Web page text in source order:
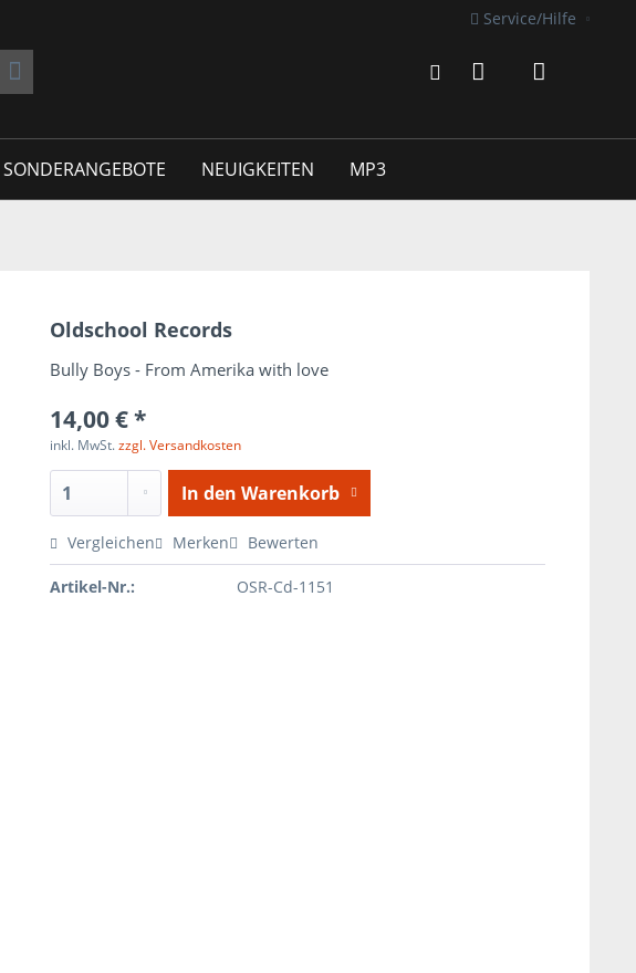
Service/Hilfe
SONDERANGEBOTE NEUIGKEITEN MP3
Oldschool Records
Bully Boys - From Amerika with love
14,00 € *
inkl. MwSt.zzgl. Versandkosten
In den Warenkorb
Vergleichen Merken Bewerten
Artikel-Nr.: OSR-Cd-1151